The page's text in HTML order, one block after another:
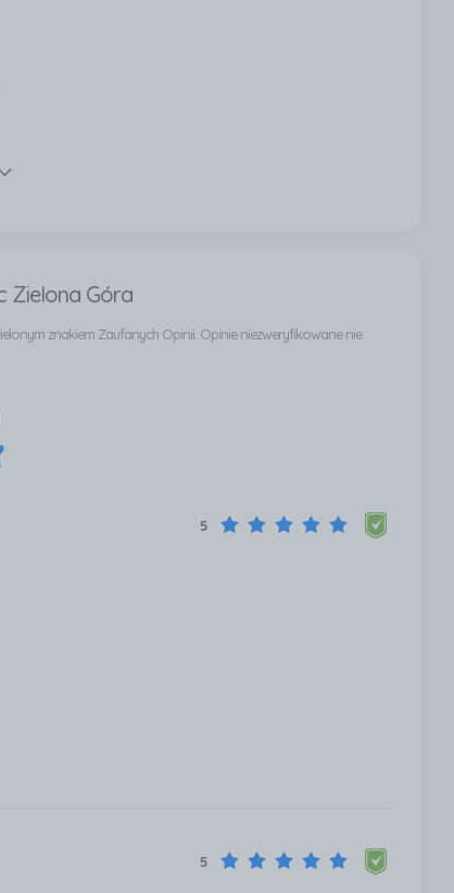
wydajność, co czyni go atrakcyjnym
Zielona Góra
znakiem Zaufanych Opinii. Opinie niezweryfikowane nie
5
5